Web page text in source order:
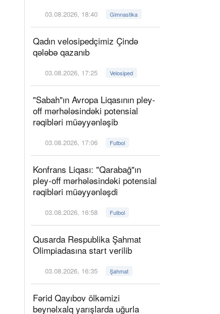
03.08.2026, 18:40 Gimnastika
Qadın velosipedçimiz Çində
qələbə qazanıb
03.08.2026, 17:25 Velosiped
"Sabah"ın Avropa Liqasının pley-
off mərhələsindəki potensial
rəqibləri müəyyənləşib
03.08.2026, 17:06 Futbol
Konfrans Liqası: "Qarabağ"ın
pley-off mərhələsindəki potensial
rəqibləri müəyyənləşdi
03.08.2026, 16:58 Futbol
Qusarda Respublika Şahmat
Olimpiadasına start verilib
03.08.2026, 16:35 Şahmat
Fərid Qayıbov ölkəmizi
beynəlxalq yarışlarda uğurla